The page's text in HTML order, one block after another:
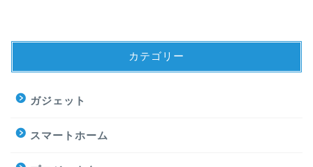
カテゴリー
ガジェット
スマートホーム